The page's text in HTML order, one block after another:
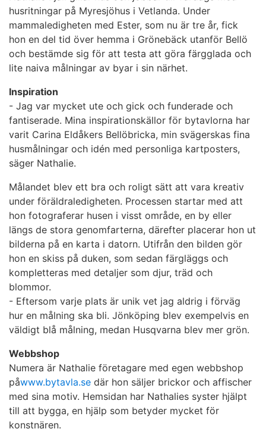
husritningar på Myresjöhus i Vetlanda. Under
mammaledigheten med Ester, som nu är tre år, fick
hon en del tid över hemma i Grönebäck utanför Bellö
och bestämde sig för att testa att göra färgglada och
lite naiva målningar av byar i sin närhet.
Inspiration
- Jag var mycket ute och gick och funderade och
fantiserade. Mina inspirationskällor för bytavlorna har
varit Carina Eldåkers Bellöbricka, min svägerskas fina
husmålningar och idén med personliga kartposters,
säger Nathalie.
Målandet blev ett bra och roligt sätt att vara kreativ
under föräldraledigheten. Processen startar med att
hon fotograferar husen i visst område, en by eller
längs de stora genomfarterna, därefter placerar hon ut
bilderna på en karta i datorn. Utifrån den bilden gör
hon en skiss på duken, som sedan färgläggs och
kompletteras med detaljer som djur, träd och
blommor.
- Eftersom varje plats är unik vet jag aldrig i förväg
hur en målning ska bli. Jönköping blev exempelvis en
väldigt blå målning, medan Husqvarna blev mer grön.
Webbshop
Numera är Nathalie företagare med egen webbshop
påwww.bytavla.se där hon säljer brickor och affischer
med sina motiv. Hemsidan har Nathalies syster hjälpt
till att bygga, en hjälp som betyder mycket för
konstnären.